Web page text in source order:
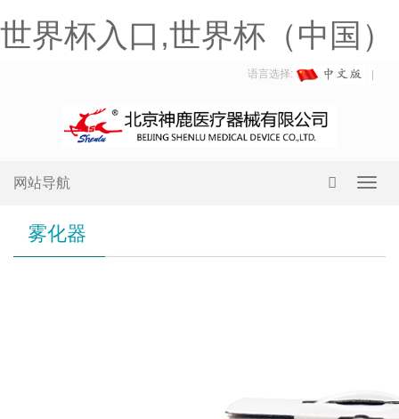
世界杯入口,世界杯（中国）
语言选择:
网站导航
雾化器